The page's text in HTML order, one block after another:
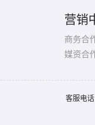
营销
商务合
媒资合
客服电